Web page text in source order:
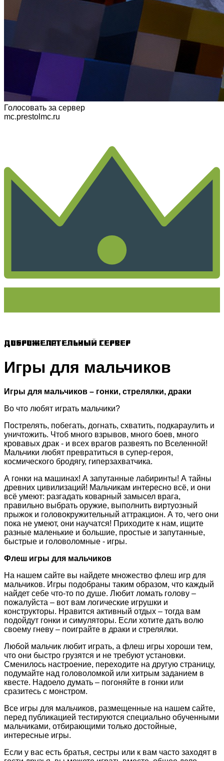
Голосовать за сервер
mc.prestolmc.ru
Доброжелательный сервер
Игры для мальчиков
Игры для мальчиков – гонки, стрелялки, драки
Во что любят играть мальчики?
Пострелять, побегать, догнать, схватить, подкараулить и
уничтожить. Чтоб много взрывов, много боев, много
кровавых драк - и всех врагов развеять по Вселенной!
Мальчики любят превратиться в супер-героя,
космического бродягу, гиперзахватчика.
А гонки на машинах! А запутанные лабиринты! А тайны
древних цивилизаций! Мальчикам интересно всё, и они
всё умеют: разгадать коварный замысел врага,
правильно выбрать оружие, выполнить виртуозный
прыжок и головокружительный аттракцион. А то, чего они
пока не умеют, они научатся! Приходите к нам, ищите
разные маленькие и большие, простые и запутанные,
быстрые и головоломные - игры.
Флеш игры для мальчиков
На нашем сайте вы найдете множество флеш игр для
мальчиков. Игры подобраны таким образом, что каждый
найдет себе что-то по душе. Любит ломать голову –
пожалуйста – вот вам логические игрушки и
конструкторы. Нравится активный отдых – тогда вам
подойдут гонки и симуляторы. Если хотите дать волю
своему гневу – поиграйте в драки и стрелялки.
Любой мальчик любит играть, а флеш игры хороши тем,
что они быстро грузятся и не требуют установки.
Сменилось настроение, переходите на другую страницу,
подумайте над головоломкой или хитрым заданием в
квесте. Надоело думать – погоняйте в гонки или
сразитесь с монстром.
Все игры для мальчиков, размещенные на нашем сайте,
перед публикацией тестируются специально обученными
мальчиками, отбирающими только достойные,
интересные игры.
Если у вас есть братья, сестры или к вам часто заходят в